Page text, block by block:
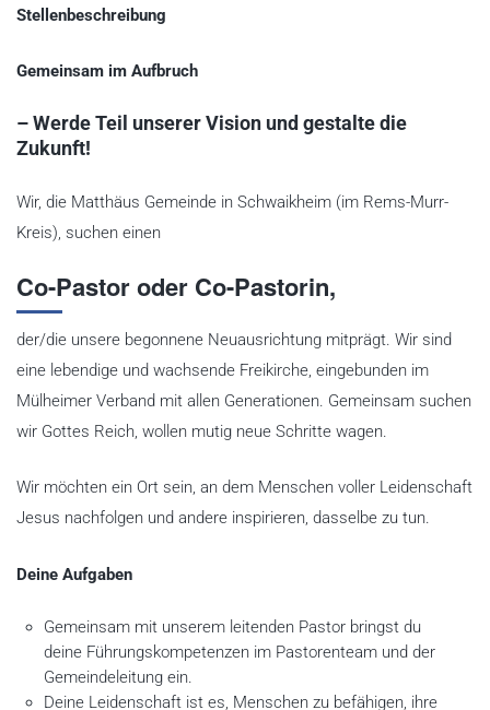
Stellenbeschreibung
Gemeinsam im Aufbruch
– Werde Teil unserer Vision und gestalte die
Zukunft!
Wir, die Matthäus Gemeinde in Schwaikheim (im Rems-Murr-
Kreis), suchen einen
Co-Pastor oder Co-Pastorin,
der/die unsere begonnene Neuausrichtung mitprägt. Wir sind
eine lebendige und wachsende Freikirche, eingebunden im
Mülheimer Verband mit allen Generationen. Gemeinsam suchen
wir Gottes Reich, wollen mutig neue Schritte wagen.
Wir möchten ein Ort sein, an dem Menschen voller Leidenschaft
Jesus nachfolgen und andere inspirieren, dasselbe zu tun.
Deine Aufgaben
Gemeinsam mit unserem leitenden Pastor bringst du
deine Führungskompetenzen im Pastorenteam und der
Gemeindeleitung ein.
Deine Leidenschaft ist es, Menschen zu befähigen, ihre